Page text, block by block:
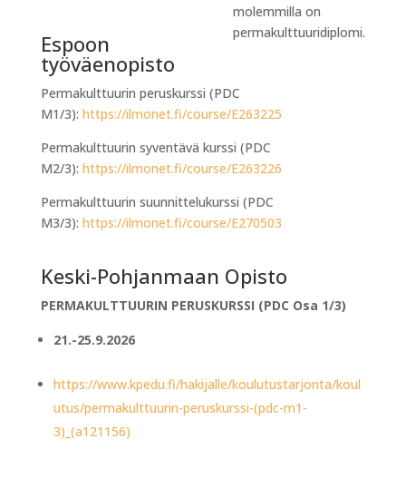
molemmilla on
permakulttuuridiplomi.
Espoon
työväenopisto
Permakulttuurin peruskurssi (PDC
M1/3): https://ilmonet.fi/course/E263225
Permakulttuurin syventävä kurssi (PDC
M2/3): https://ilmonet.fi/course/E263226
Permakulttuurin suunnittelukurssi (PDC
M3/3): https://ilmonet.fi/course/E270503
Keski-Pohjanmaan Opisto
PERMAKULTTUURIN PERUSKURSSI (PDC Osa 1/3)
21.-25.9.2026
https://www.kpedu.fi/hakijalle/koulutustarjonta/koul
utus/permakulttuurin-peruskurssi-(pdc-m1-
3)_(a121156)